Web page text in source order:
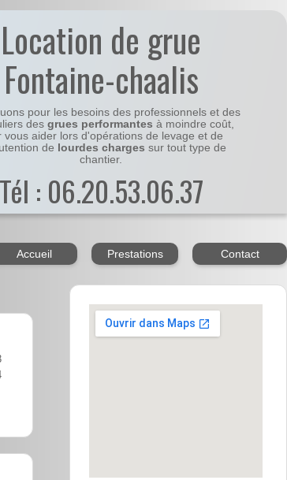
Location de grue
Fontaine-chaalis
pour les besoins des professionnels et des
des grues performantes à moindre coût,
vous aider lors d'opérations de levage et de
de lourdes charges sur tout type de
chantier.
Tél : 06.20.53.06.37
Accueil Prestations Contact